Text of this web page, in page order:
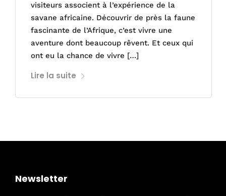
visiteurs associent à l’expérience de la
savane africaine. Découvrir de près la faune
fascinante de l’Afrique, c’est vivre une
aventure dont beaucoup rêvent. Et ceux qui
ont eu la chance de vivre […]
Lire la suite
Newsletter